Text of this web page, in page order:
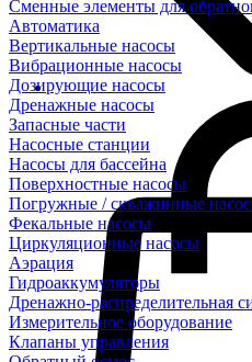
Сменные элементы для
Автоматика
Вертикальные насосы
Вибрационные насосы
Дозирующие насосы
Дренажные насосы
Запасные части
Насосные станции
Насосы для бассейна
Поверхностные насосы
Погружные / скважинные
Фекальные насосы
Циркуляционные насосы
Аэрация
Гидроаккумуляторы
Дренажно-распределительная
Измерительное оборудование
Клапаны управления